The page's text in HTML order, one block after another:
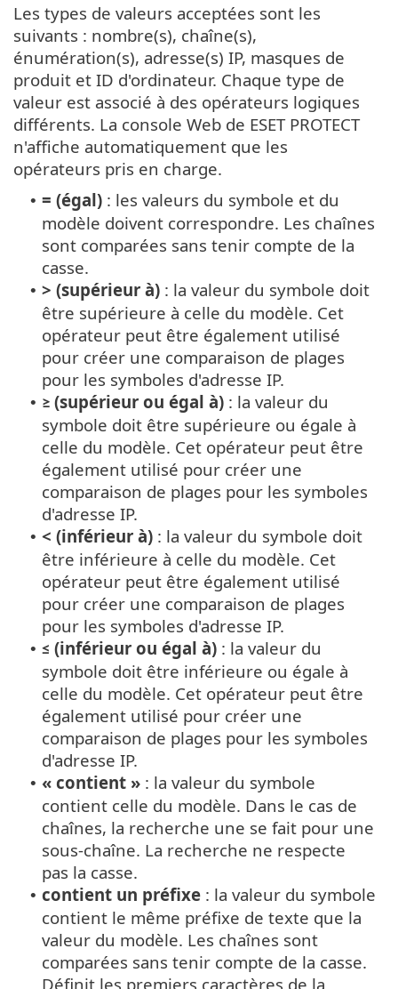
Les types de valeurs acceptées sont les
suivants : nombre(s), chaîne(s),
énumération(s), adresse(s) IP, masques de
produit et ID d'ordinateur. Chaque type de
valeur est associé à des opérateurs logiques
différents. La console Web de ESET PROTECT
n'affiche automatiquement que les
opérateurs pris en charge.
• = (égal) : les valeurs du symbole et du
modèle doivent correspondre. Les chaînes
sont comparées sans tenir compte de la
casse.
• > (supérieur à) : la valeur du symbole doit
être supérieure à celle du modèle. Cet
opérateur peut être également utilisé
pour créer une comparaison de plages
pour les symboles d'adresse IP.
• ≥ (supérieur ou égal à) : la valeur du
symbole doit être supérieure ou égale à
celle du modèle. Cet opérateur peut être
également utilisé pour créer une
comparaison de plages pour les symboles
d'adresse IP.
• < (inférieur à) : la valeur du symbole doit
être inférieure à celle du modèle. Cet
opérateur peut être également utilisé
pour créer une comparaison de plages
pour les symboles d'adresse IP.
• ≤ (inférieur ou égal à) : la valeur du
symbole doit être inférieure ou égale à
celle du modèle. Cet opérateur peut être
également utilisé pour créer une
comparaison de plages pour les symboles
d'adresse IP.
• « contient » : la valeur du symbole
contient celle du modèle. Dans le cas de
chaînes, la recherche une se fait pour une
sous-chaîne. La recherche ne respecte
pas la casse.
• contient un préfixe : la valeur du symbole
contient le même préfixe de texte que la
valeur du modèle. Les chaînes sont
comparées sans tenir compte de la casse.
Définit les premiers caractères de la